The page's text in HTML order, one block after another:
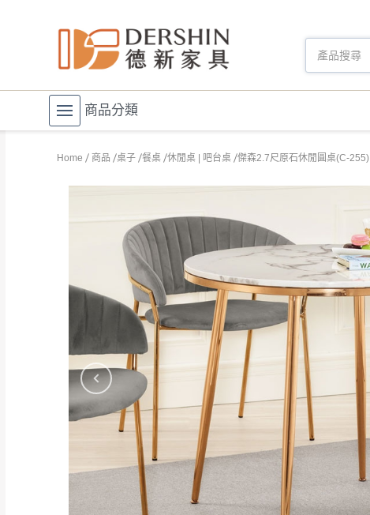
商品分類
Home 商品 桌子 餐桌 休閒桌 | 吧台桌 傑森2.7尺原石休閒圓桌(C-255)